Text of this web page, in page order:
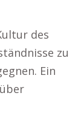
des
zu
Ein